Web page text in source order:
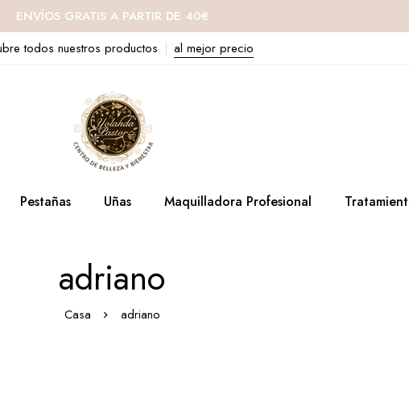
ENVÍOS GRATIS A PARTIR DE 40€
todos nuestros productos al mejor precio
Pestañas Uñas Maquilladora Profesional
adriano
Casa adriano